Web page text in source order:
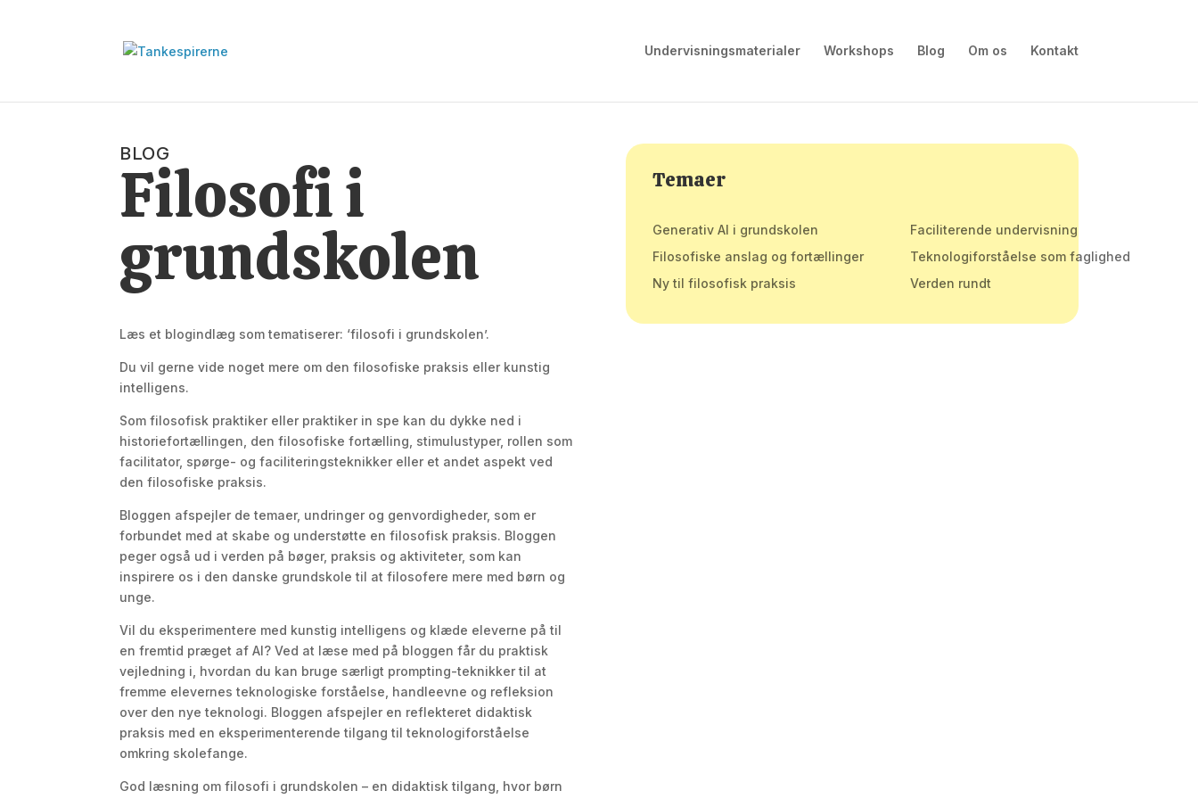
Undervisningsmaterialer Workshops Blog Om os Kontakt
BLOG
Filosofi i
grundskolen
Læs et blogindlæg som tematiserer: ‘filosofi i grundskolen’.
Du vil gerne vide noget mere om den filosofiske praksis eller kunstig
intelligens.
Som filosofisk praktiker eller praktiker in spe kan du dykke ned i
historiefortællingen, den filosofiske fortælling, stimulustyper, rollen som
facilitator, spørge- og faciliteringsteknikker eller et andet aspekt ved
den filosofiske praksis.
Bloggen afspejler de temaer, undringer og genvordigheder, som er
forbundet med at skabe og understøtte en filosofisk praksis. Bloggen
peger også ud i verden på bøger, praksis og aktiviteter, som kan
inspirere os i den danske grundskole til at filosofere mere med børn og
unge.
Vil du eksperimentere med kunstig intelligens og klæde eleverne på til
en fremtid præget af AI? Ved at læse med på bloggen får du praktisk
vejledning i, hvordan du kan bruge særligt prompting-teknikker til at
fremme elevernes teknologiske forståelse, handleevne og refleksion
over den nye teknologi. Bloggen afspejler en reflekteret didaktisk
praksis med en eksperimenterende tilgang til teknologiforståelse
omkring skolefange.
God læsning om filosofi i grundskolen – en didaktisk tilgang, hvor børn
Temaer
Generativ AI i grundskolen
Faciliterende undervisning
Filosofiske anslag og fortællinger
Teknologiforståelse som faglighed
Ny til filosofisk praksis
Verden rundt